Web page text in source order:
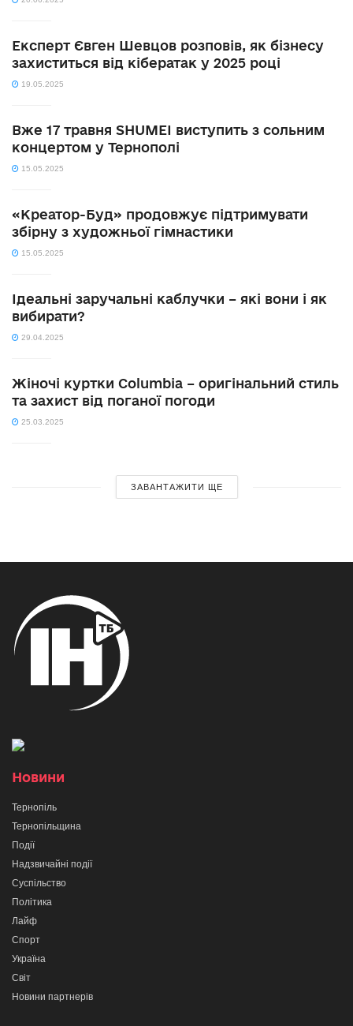
Експерт Євген Шевцов розповів, як бізнесу
захиститься від кібератак у 2025 році
19.05.2025
Вже 17 травня SHUMEI виступить з сольним
концертом у Тернополі
15.05.2025
«Креатор-Буд» продовжує підтримувати
збірну з художньої гімнастики
15.05.2025
Ідеальні заручальні каблучки – які вони і як
вибирати?
29.04.2025
Жіночі куртки Columbia – оригінальний стиль
та захист від поганої погоди
25.03.2025
ЗАВАНТАЖИТИ ЩЕ
Новини
Тернопіль
Тернопільщина
Події
Надзвичайні події
Суспільство
Політика
Лайф
Спорт
Україна
Світ
Новини партнерів